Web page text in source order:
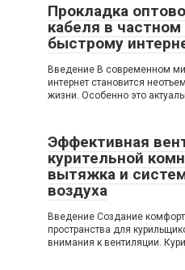
Прокладка
кабеля в
быстрому
Введение В современном
интернет становится
жизни. Особенно это
Эффективная
курительной
вытяжка и
воздуха
Введение Создание
пространства для
внимания к вентиляции.